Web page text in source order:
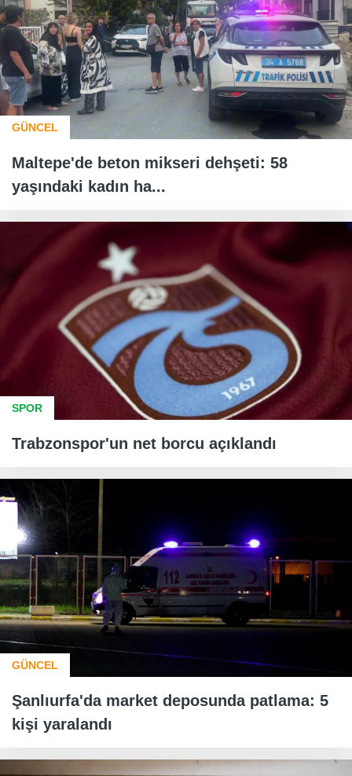
GÜNCEL
Maltepe'de beton mikseri dehşeti: 58
yaşındaki kadın ha...
SPOR
Trabzonspor'un net borcu açıklandı
GÜNCEL
Şanlıurfa'da market deposunda patlama: 5
kişi yaralandı